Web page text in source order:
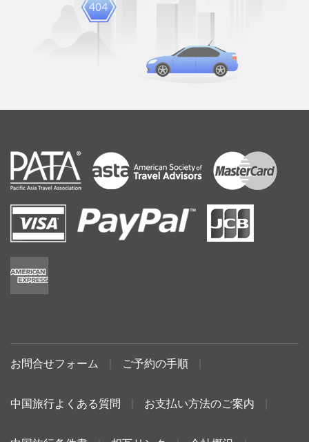
お問合せフォーム ご予約の手順
中国旅行よくある質問 お支払い方法のご案内